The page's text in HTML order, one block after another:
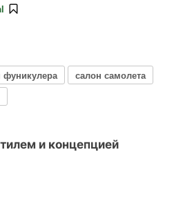
фуникулера
салон самолета
и концепцией